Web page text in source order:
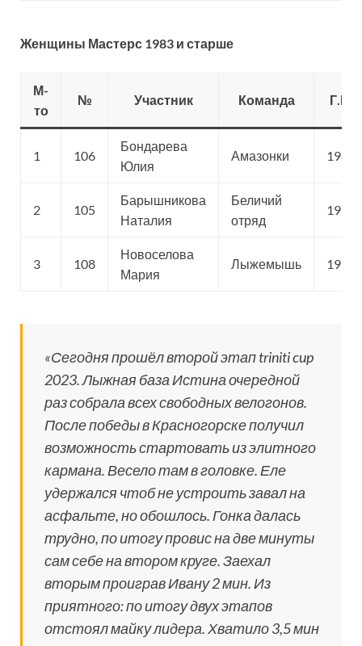
Женщины Мастерс 1983 и старше
М-
то
№ Участник Команда Г.Р.
1 106
Бондарева
Юлия
Амазонки 1982
2 105
Барышникова
Наталия
Беличий
отряд
1976
3 108
Новоселова
Мария
Лыжемышь 1977
«Сегодня прошёл второй этап triniti cup
2023. Лыжная база Истина очередной
раз собрала всех свободных велогонов.
После победы в Красногорске получил
возможность стартовать из элитного
кармана. Весело там в головке. Еле
удержался чтоб не устроить завал на
асфальте, но обошлось. Гонка далась
трудно, по итогу провис на две минуты
сам себе на втором круге. Заехал
вторым проиграв Ивану 2 мин. Из
приятного: по итогу двух этапов
отстоял майку лидера. Хватило 3,5 мин